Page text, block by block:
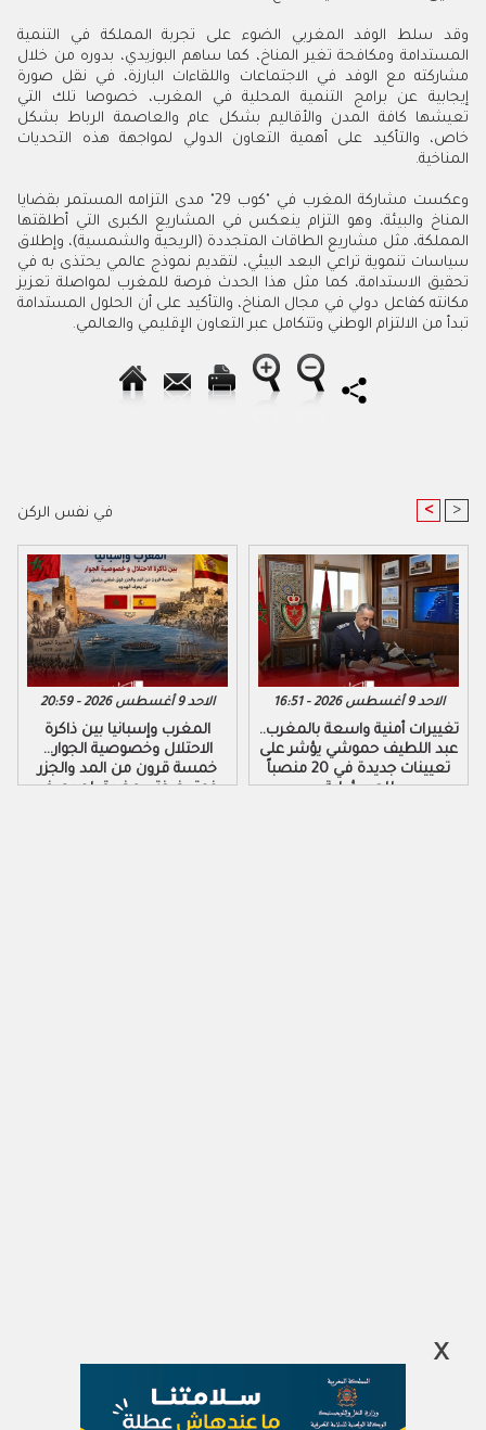
وقد سلط الوفد المغربي الضوء على تجربة المملكة في التنمية
المستدامة ومكافحة تغير المناخ، كما ساهم البوزيدي، بدوره من خلال
مشاركته مع الوفد في الاجتماعات واللقاءات البارزة، في نقل صورة
إيجابية عن برامج التنمية المحلية في المغرب، خصوصا تلك التي
تعيشها كافة المدن والأقاليم بشكل عام والعاصمة الرباط بشكل
خاص، والتأكيد على أهمية التعاون الدولي لمواجهة هذه التحديات
المناخية.
وعكست مشاركة المغرب في "كوب 29" مدى التزامه المستمر بقضايا
المناخ والبيئة، وهو التزام ينعكس في المشاريع الكبرى التي أطلقتها
المملكة، مثل مشاريع الطاقات المتجددة (الريحية والشمسية)، وإطلاق
سياسات تنموية تراعي البعد البيئي، لتقديم نموذج عالمي يحتذى به في
تحقيق الاستدامة، كما مثل هذا الحدث فرصة للمغرب لمواصلة تعزيز
مكانته كفاعل دولي في مجال المناخ، والتأكيد على أن الحلول المستدامة
تبدأ من الالتزام الوطني وتتكامل عبر التعاون الإقليمي والعالمي.
في نفس الركن < >
الاحد 9 أغسطس 2026 - 20:59
المغرب وإسبانيا بين ذاكرة
الاحتلال وخصوصية الجوار…
خمسة قرون من المد والجزر
فوق ضفتي مضيق لم يعرف
الاحد 9 أغسطس 2026 - 16:51
تغييرات أمنية واسعة بالمغرب..
عبد اللطيف حموشي يؤشر على
تعيينات جديدة في 20 منصباً
للمسؤولية